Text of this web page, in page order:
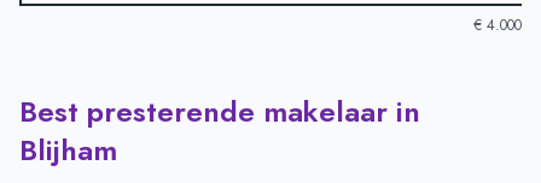
€ 4.000
Verkoopprijzen in andere plaatsen per m2-Afgelopen 3
Plaats
Bellingwolde
Best presterende makelaar in
Blijham